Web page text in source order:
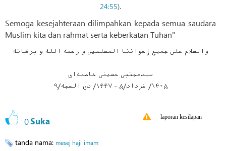
24:55).
Semoga kesejahteraan dilimpahkan kepada semua saudara
Muslim kita dan rahmat serta keberkatan Tuhan"
والسلام علی جميعِ إخواننا المسلمين و رحمة الله و بركاته
سیدمجتبی حسینی خامنه‌ای
۱۴۰۵/ خرداد/۵ - ۱۴۴۷/ ذی الحجه/۹
0Suka laporan kesilapan
tanda nama: mesej haji imam